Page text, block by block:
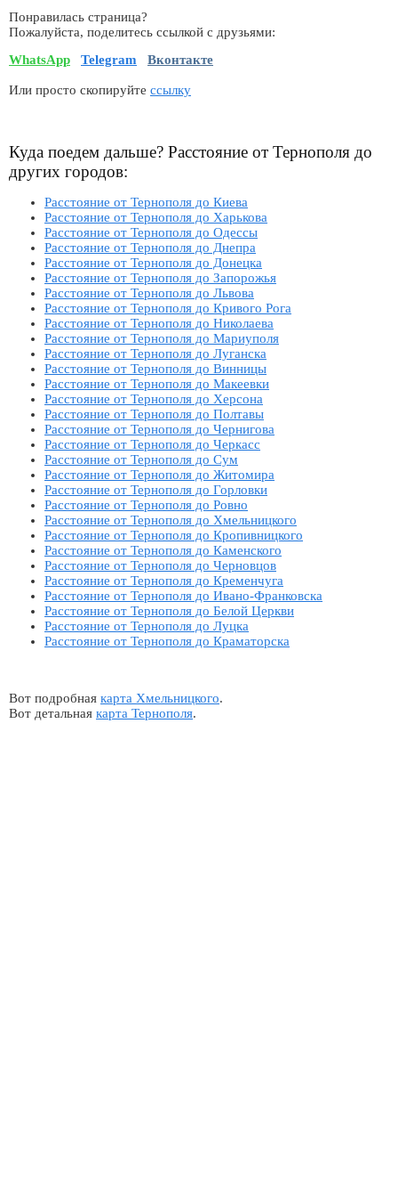
Понравилась страница?
Пожалуйста, поделитесь ссылкой с друзьями:
WhatsApp
Telegram Вконтакте
Или просто скопируйте ссылку
Куда поедем дальше? Расстояние от Тернополя до
других городов:
Расстояние от Тернополя до Киева
Расстояние от Тернополя до Харькова
Расстояние от Тернополя до Одессы
Расстояние от Тернополя до Днепра
Расстояние от Тернополя до Донецка
Расстояние от Тернополя до Запорожья
Расстояние от Тернополя до Львова
Расстояние от Тернополя до Кривого Рога
Расстояние от Тернополя до Николаева
Расстояние от Тернополя до Мариуполя
Расстояние от Тернополя до Луганска
Расстояние от Тернополя до Винницы
Расстояние от Тернополя до Макеевки
Расстояние от Тернополя до Херсона
Расстояние от Тернополя до Полтавы
Расстояние от Тернополя до Чернигова
Расстояние от Тернополя до Черкасс
Расстояние от Тернополя до Сум
Расстояние от Тернополя до Житомира
Расстояние от Тернополя до Горловки
Расстояние от Тернополя до Ровно
Расстояние от Тернополя до Хмельницкого
Расстояние от Тернополя до Кропивницкого
Расстояние от Тернополя до Каменского
Расстояние от Тернополя до Черновцов
Расстояние от Тернополя до Кременчуга
Расстояние от Тернополя до Ивано-Франковска
Расстояние от Тернополя до Белой Церкви
Расстояние от Тернополя до Луцка
Расстояние от Тернополя до Краматорска
Вот подробная карта Хмельницкого.
Вот детальная карта Тернополя.